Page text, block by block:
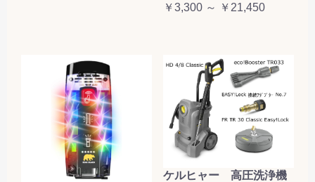
￥3,300 ～ ￥21,450
ケルヒャー 高圧洗浄機